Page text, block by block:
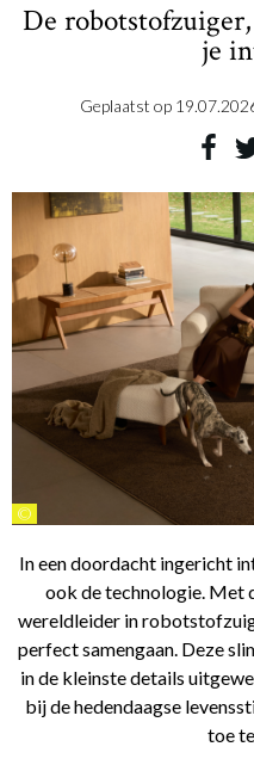
De
je
Geplaatst op
©
In een doordacht ingericht
ook de technologie. Met
wereldleider in
perfect samengaan. Deze
in de kleinste details
bij de hedendaagse
toe